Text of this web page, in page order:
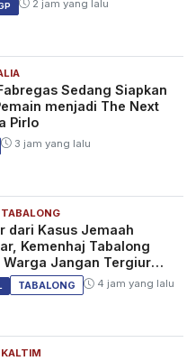
Pengedar
di Jalan Minapuri
1 tahun yang lalu
Sabu di Jalan
Diringkus Polisi
1 tahun yang lalu
2 jam yang lalu
Sedang Siapkan
menjadi The Next
Pirlo
3 jam yang lalu
dari Kasus Jemaah
Kemenhaj Tabalong
Warga Jangan Tergiur
Murah
TABALONG 4 jam yang lalu